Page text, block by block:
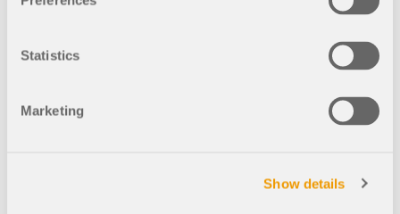
Statistics
Marketing
Show details
1969 nach den Plänen des
abgerissen – und schließlich
Sanierung wieder in neuem
Glanz und dient als moderner